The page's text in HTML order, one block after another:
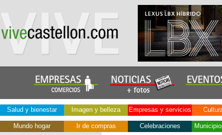
Salud y bienestar Imagen y belleza Empresas y servicios
Mundo hogar Ir de compras Celebraciones